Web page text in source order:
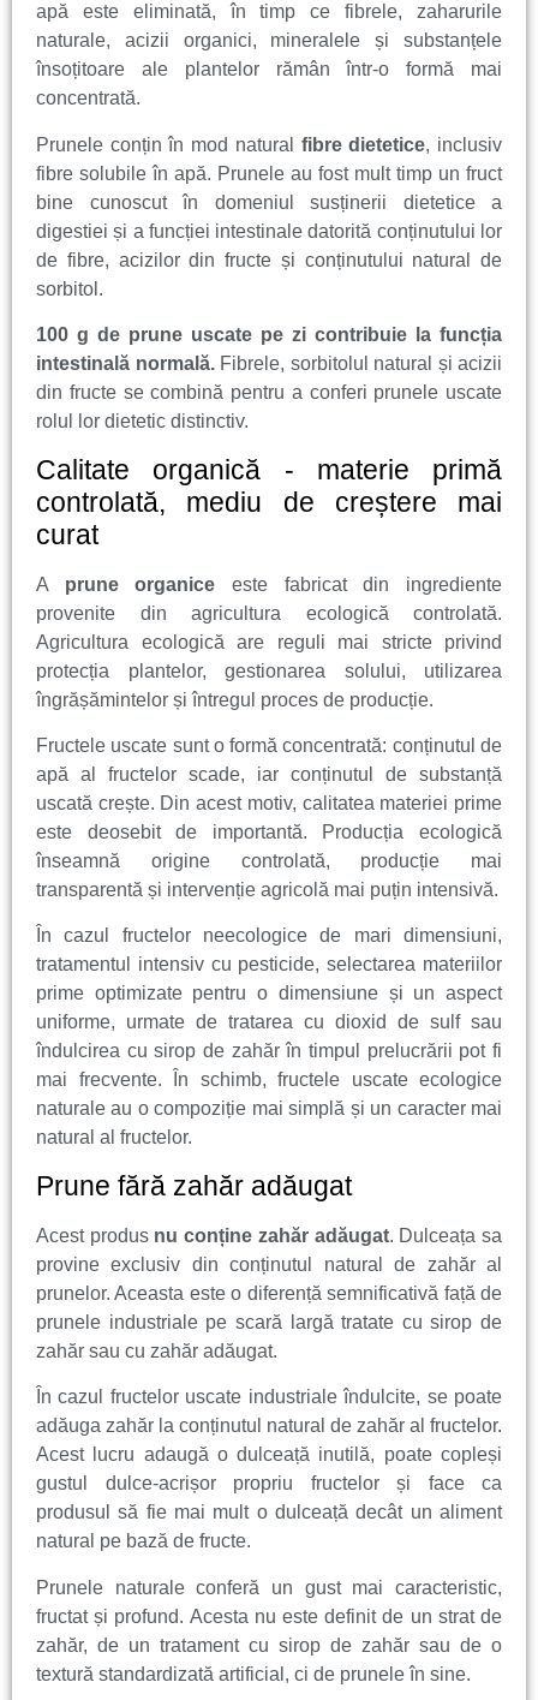
apă este eliminată, în timp ce fibrele, zaharurile
naturale, acizii organici, mineralele și substanțele
însoțitoare ale plantelor rămân într-o formă mai
concentrată.
Prunele conțin în mod natural fibre dietetice, inclusiv
fibre solubile în apă. Prunele au fost mult timp un fruct
bine cunoscut în domeniul susținerii dietetice a
digestiei și a funcției intestinale datorită conținutului lor
de fibre, acizilor din fructe și conținutului natural de
sorbitol.
100 g de prune uscate pe zi contribuie la funcția
intestinală normală.Fibrele, sorbitolul natural și acizii
din fructe se combină pentru a conferi prunele uscate
rolul lor dietetic distinctiv.
Calitate organică - materie primă
controlată, mediu de creștere mai
curat
A prune organice este fabricat din ingrediente
provenite din agricultura ecologică controlată.
Agricultura ecologică are reguli mai stricte privind
protecția plantelor, gestionarea solului, utilizarea
îngrășămintelor și întregul proces de producție.
Fructele uscate sunt o formă concentrată: conținutul de
apă al fructelor scade, iar conținutul de substanță
uscată crește. Din acest motiv, calitatea materiei prime
este deosebit de importantă. Producția ecologică
înseamnă origine controlată, producție mai
transparentă și intervenție agricolă mai puțin intensivă.
În cazul fructelor neecologice de mari dimensiuni,
tratamentul intensiv cu pesticide, selectarea materiilor
prime optimizate pentru o dimensiune și un aspect
uniforme, urmate de tratarea cu dioxid de sulf sau
îndulcirea cu sirop de zahăr în timpul prelucrării pot fi
mai frecvente. În schimb, fructele uscate ecologice
naturale au o compoziție mai simplă și un caracter mai
natural al fructelor.
Prune fără zahăr adăugat
Acest produs nu conține zahăr adăugat. Dulceața sa
provine exclusiv din conținutul natural de zahăr al
prunelor. Aceasta este o diferență semnificativă față de
prunele industriale pe scară largă tratate cu sirop de
zahăr sau cu zahăr adăugat.
În cazul fructelor uscate industriale îndulcite, se poate
adăuga zahăr la conținutul natural de zahăr al fructelor.
Acest lucru adaugă o dulceață inutilă, poate copleși
gustul dulce-acrișor propriu fructelor și face ca
produsul să fie mai mult o dulceață decât un aliment
natural pe bază de fructe.
Prunele naturale conferă un gust mai caracteristic,
fructat și profund. Acesta nu este definit de un strat de
zahăr, de un tratament cu sirop de zahăr sau de o
textură standardizată artificial, ci de prunele în sine.